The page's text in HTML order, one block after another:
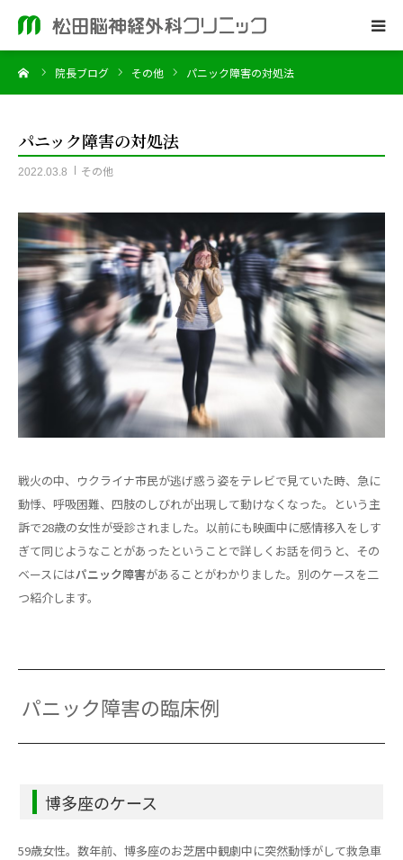
院長ブログ その他 パニック障害の対処法
パニック障害の対処法
2022.03.8 その他
戦火の中、ウクライナ市民が逃げ惑う姿をテレビで見ていた時、急に
動悸、呼吸困難、四肢のしびれが出現して動けなくなった。という主
訴で28歳の女性が受診されました。以前にも映画中に感情移入をしす
ぎて同じようなことがあったということで詳しくお話を伺うと、その
ベースにはパニック障害があることがわかりました。別のケースを二
つ紹介します。
パニック障害の臨床例
博多座のケース
59歳女性。数年前、博多座のお芝居中観劇中に突然動悸がして救急車
ホーム
脳神経外科
皮膚科
院長ブログ